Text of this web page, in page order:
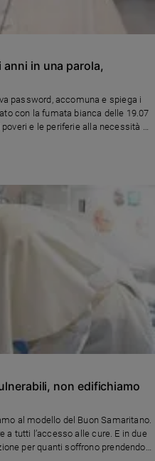
in una parola,
password, accomuna e spiega i
con la fumata bianca delle 19.07
e le periferie alla necessità di
non edifichiamo
al modello del Buon Samaritano.
a tutti l’accesso alle cure. E in due
per quanti soffrono prendendo